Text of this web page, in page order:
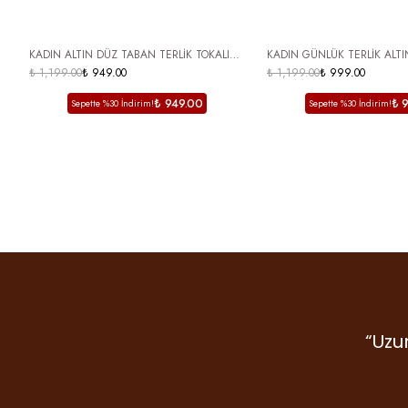
ÜCRETSİZ KARGO
KADIN ALTIN DÜZ TABAN TERLİK TOKALI
USİRA
₺ 1,199.00₺ 949.00
Sepette %30 İndirim!₺ 949.00
ÜCRETSİZ KARGO
KADIN GÜNLÜK TERLİK
₺ 1,199.00₺ 999.00
Sepette %30 İndirim!₺